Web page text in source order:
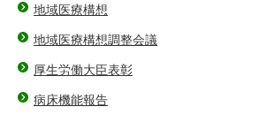
地域医療構想
地域医療構想調整会議
厚生労働大臣表彰
病床機能報告